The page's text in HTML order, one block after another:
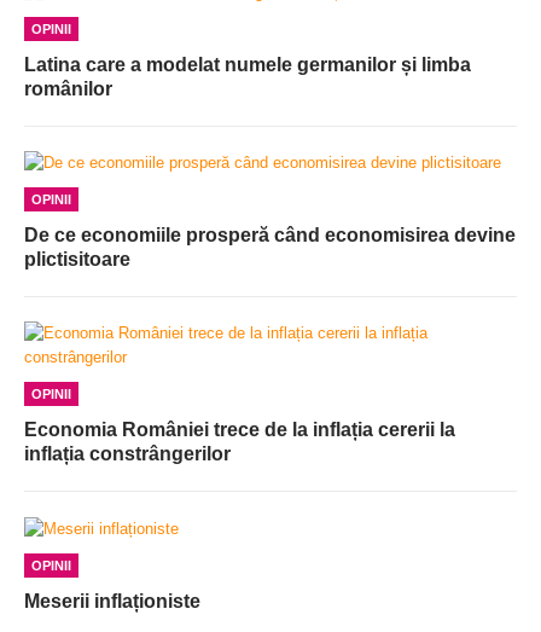
OPINII
Latina care a modelat numele germanilor și limba
românilor
OPINII
De ce economiile prosperă când economisirea devine
plictisitoare
OPINII
Economia României trece de la inflația cererii la
inflația constrângerilor
OPINII
Meserii inflaționiste